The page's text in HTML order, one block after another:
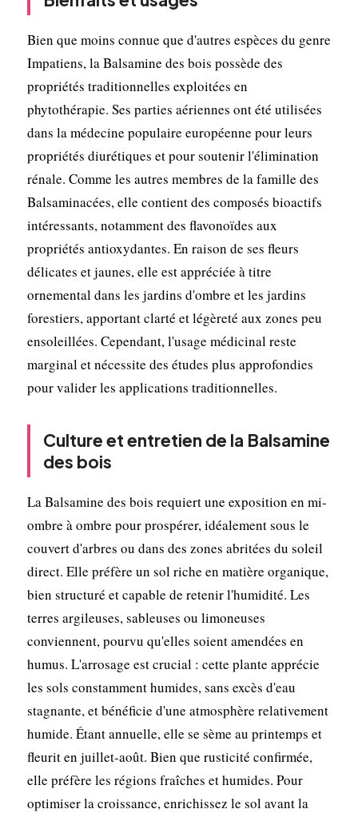
Bien que moins connue que d'autres espèces du genre
Impatiens, la Balsamine des bois possède des
propriétés traditionnelles exploitées en
phytothérapie. Ses parties aériennes ont été utilisées
dans la médecine populaire européenne pour leurs
propriétés diurétiques et pour soutenir l'élimination
rénale. Comme les autres membres de la famille des
Balsaminacées, elle contient des composés bioactifs
intéressants, notamment des flavonoïdes aux
propriétés antioxydantes. En raison de ses fleurs
délicates et jaunes, elle est appréciée à titre
ornemental dans les jardins d'ombre et les jardins
forestiers, apportant clarté et légèreté aux zones peu
ensoleillées. Cependant, l'usage médicinal reste
marginal et nécessite des études plus approfondies
pour valider les applications traditionnelles.
Culture et entretien de la Balsamine
des bois
La Balsamine des bois requiert une exposition en mi-
ombre à ombre pour prospérer, idéalement sous le
couvert d'arbres ou dans des zones abritées du soleil
direct. Elle préfère un sol riche en matière organique,
bien structuré et capable de retenir l'humidité. Les
terres argileuses, sableuses ou limoneuses
conviennent, pourvu qu'elles soient amendées en
humus. L'arrosage est crucial : cette plante apprécie
les sols constamment humides, sans excès d'eau
stagnante, et bénéficie d'une atmosphère relativement
humide. Étant annuelle, elle se sème au printemps et
fleurit en juillet-août. Bien que rusticité confirmée,
elle préfère les régions fraîches et humides. Pour
optimiser la croissance, enrichissez le sol avant la